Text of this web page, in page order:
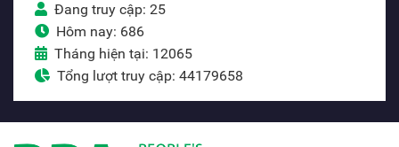
Đang truy cập: 25
Hôm nay: 686
Tháng hiện tại: 12065
Tổng lượt truy cập: 44179658